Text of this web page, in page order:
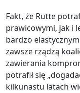
Fakt, że Rutte
prawicowymi, jak i
bardzo
zawsze rządzą
zawierania
potrafił się
kilkunastu latach